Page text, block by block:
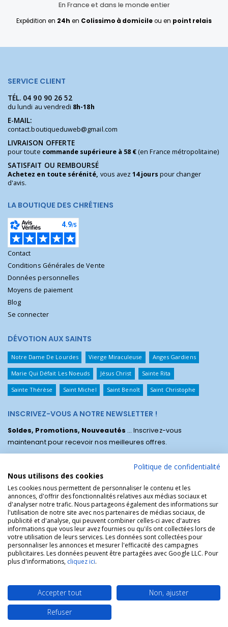
En France et dans le monde entier
Expédition en 24h en Colissimo à domicileou en point relais
SERVICE CLIENT
TÉL. 04 90 90 26 52
du lundi au vendredi 8h-18h
E-MAIL:
contact.boutiqueduweb@gmail.com
LIVRAISON OFFERTE
pour toute commande supérieure à 58 €(en France métropolitaine)
SATISFAIT OU REMBOURSÉ
Achetez en toute sérénité, vous avez14 jours pour changer
d'avis.
LA BOUTIQUE DES CHRÉTIENS
Contact
Conditions Générales de Vente
Données personnelles
Moyens de paiement
Blog
Se connecter
DÉVOTION AUX SAINTS
Notre Dame De Lourdes Vierge Miraculeuse Anges Gardiens
Marie Qui Défait Les Noeuds Jésus Christ Sainte Rita
Sainte Thérèse Saint Michel Saint Benoît Saint Christophe
INSCRIVEZ-VOUS A NOTRE NEWSLETTER !
Soldes, Promotions, Nouveautés ... Inscrivez-vous
maintenant pour recevoir nos meilleures offres.
La Boutique des Chrétiens © | La boutique religieuse chrétienne de
référence !.
Politique de confidentialité
Nous utilisons des cookies
Les cookies nous permettent de personnaliser le contenu et les
annonces, d'offrir des fonctionnalités relatives aux médias sociaux et
d'analyser notre trafic. Nous partageons également des informations sur
l'utilisation de notre site avec nos partenaires de médias sociaux, de
publicité et d'analyse, qui peuvent combiner celles-ci avec d'autres
informations que vous leur avez fournies ou qu'ils ont collectées lors de
votre utilisation de leurs services. Les données sont collectées pour
personnaliser les annonces et mesurer l'efficacité des campagnes
publicitaires. Les données peuvent être partagées avec Google LLC. Pour
plus d'informations, cliquez ici.
Accepter tout
Non, ajuster
Refuser